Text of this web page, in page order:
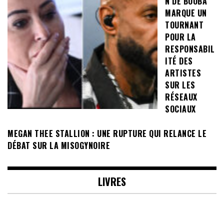
MARQUE UN
TOURNANT
POUR LA
RESPONSABIL
ITÉ DES
ARTISTES
SUR LES
RÉSEAUX
SOCIAUX
MEGAN THEE STALLION : UNE RUPTURE QUI RELANCE LE
DÉBAT SUR LA MISOGYNOIRE
LIVRES